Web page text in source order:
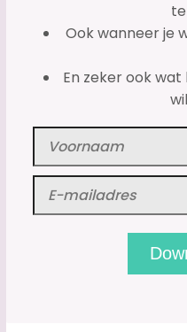
Ook wanneer je
En zeker ook